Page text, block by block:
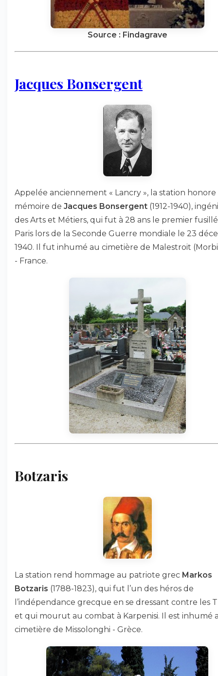
Source : Findagrave
Jacques Bonsergent
Appelée anciennement « Lancry », la station honore
mémoire de Jacques Bonsergent (1912-1940),
des Arts et Métiers, qui fut à 28 ans le premier
Paris lors de la Seconde Guerre mondiale le 23
1940. Il fut inhumé au cimetière de Malestroit
- France.
Botzaris
La station rend hommage au patriote grec Markos
Botzaris (1788-1823), qui fut l’un des héros de
l’indépendance grecque en se dressant contre les
et qui mourut au combat à Karpenisi. Il est inhumé
cimetière de Missolonghi - Grèce.